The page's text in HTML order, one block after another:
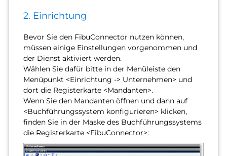
2. Einrichtung
Bevor Sie den FibuConnector nutzen können,
müssen einige Einstellungen vorgenommen und
der Dienst aktiviert werden.
Wählen Sie dafür bitte in der Menüleiste den
Menüpunkt <Einrichtung -> Unternehmen> und
dort die Registerkarte <Mandanten>.
Wenn Sie den Mandanten öffnen und dann auf
<Buchführungssystem konfigurieren> klicken,
finden Sie in der Maske des Buchführungssystems
die Registerkarte <FibuConnector>: